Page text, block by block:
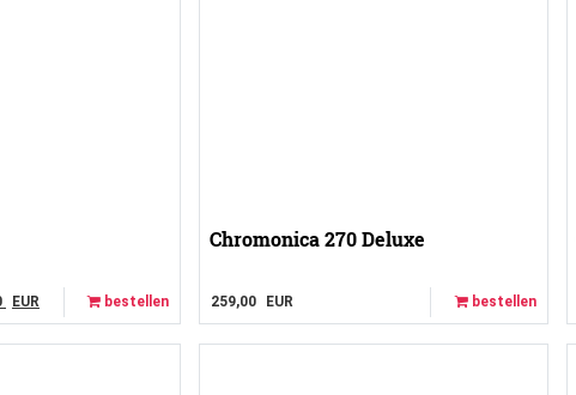
was: 1.295,00 EUR.
EUR Current price is: 1.250,00 EUR.
bestellen
Chromonica 270 Deluxe
259,00 EUR bestellen